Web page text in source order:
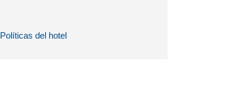
Políticas del hotel